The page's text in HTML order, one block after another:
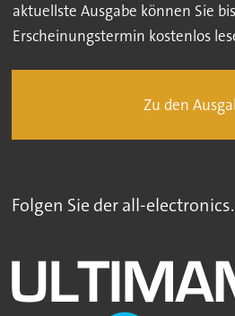
aktuellste Ausgabe können Sie
Erscheinungstermin kostenlos
Zu den
Folgen Sie der all-